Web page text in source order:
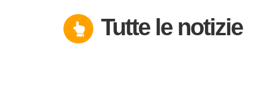
Tutte le notizie